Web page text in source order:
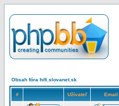
Obsah fóra hifi.slovanet.sk
# Užívateľ Email